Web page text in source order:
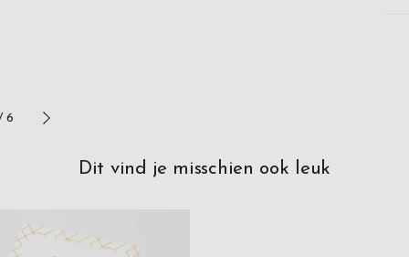
6
Dit vind je misschien ook leuk